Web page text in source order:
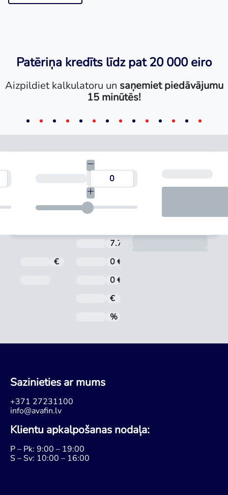
Patēriņa kredīts līdz pat 20 000 eiro
Aizpildiet kalkulatoru un saņemiet piedāvājumu
15 minūtēs!
Termiņš
7.71 %
Kredīta summa
€
0 €
Pēdējā maksājuma datums
0 €
€
%
Sazinieties ar mums
+371 27231100
info@avafin.lv
Klientu apkalpošanas nodaļa:
P – Pk: 9:00 – 19:00
S – Sv: 10:00 – 16:00